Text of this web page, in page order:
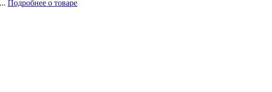
Подробнее о товаре